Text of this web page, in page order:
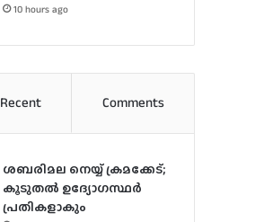
10 hours ago
Recent Comments
ശബരിമല നെയ്യ് ക്രമക്കേട്;
കൂടുതൽ ഉദ്യോഗസ്ഥർ
പ്രതികളാകും